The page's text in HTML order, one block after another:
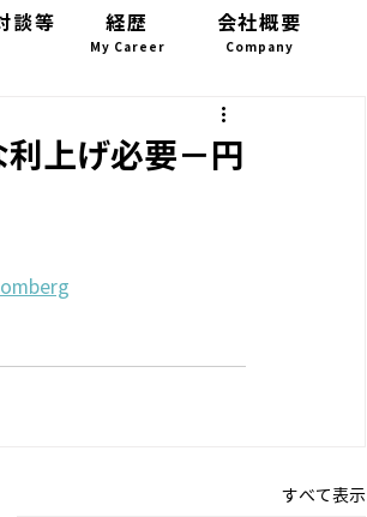
談等 経歴
My Career
会社概要
Company
上げ必要－円
すべて表示